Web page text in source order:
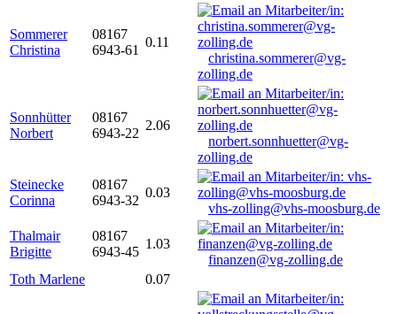
Sommerer
Christina
08167
6943-61
0.11
christina.sommerer@vg-
zolling.de
Sonnhütter
Norbert
08167
6943-22
2.06
norbert.sonnhuetter@vg-
zolling.de
Steinecke
Corinna
08167
6943-32
0.03
vhs-zolling@vhs-moosburg.de
Thalmair
Brigitte
08167
6943-45
1.03
finanzen@vg-zolling.de
Toth Marlene
0.07